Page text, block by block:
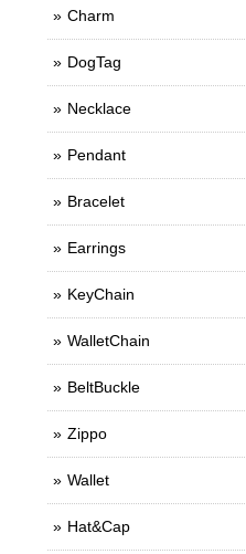
Charm
DogTag
Necklace
Pendant
Bracelet
Earrings
KeyChain
WalletChain
BeltBuckle
Zippo
Wallet
Hat&Cap